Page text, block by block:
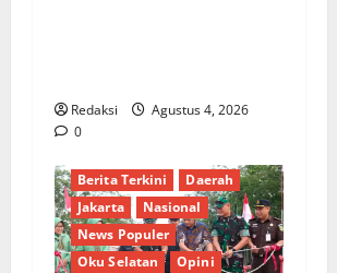
Redaksi
Agustus 4, 2026
0
Berita Terkini
Daerah
Jakarta
Nasional
News Populer
Oku Selatan
Opini